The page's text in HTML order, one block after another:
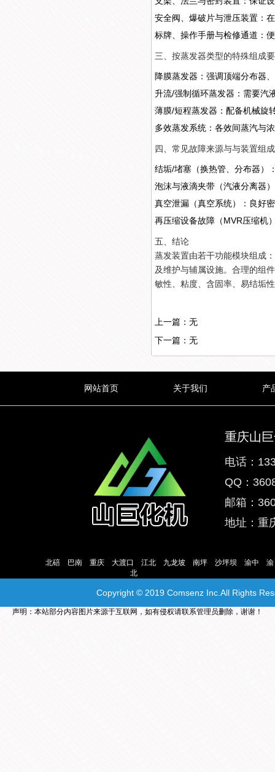
安全阀、爆破片与泄压装置：
标牌、操作手册与检修通道：
三、按蒸发器类型的特殊组成
降膜蒸发器：强调顶端分布器
升流/强制循环蒸发器：需要汽
薄膜/短程蒸发器：配备机械旋
多效蒸发系统：各效间蒸汽与
四、常见故障来源与与装置组
结垢/堵塞（换热管、分布器）
泡沫与液滴夹带（汽液分离器
真空泄漏（真空系统）：良好
再压缩设备故障（MVR压缩机
五、结论
蒸发装置由若干功能模块组成
及维护与辅属设施。合理的组
敏性、粘度、含固率、易结垢
上一篇：无
下一篇：无
网站首页 关于我们 产
重庆山
电话：
QQ：
邮箱：
地址：重
北碚 巴南 重庆 大渡口 江北 九龙坡 南坪 沙坪坝 渝中
渝
北
Copyright © 2019 Comsenz Inc.All Rights
声明：本站部分内容图片来源于互联网，如有侵权请联系管理员删除，谢谢！